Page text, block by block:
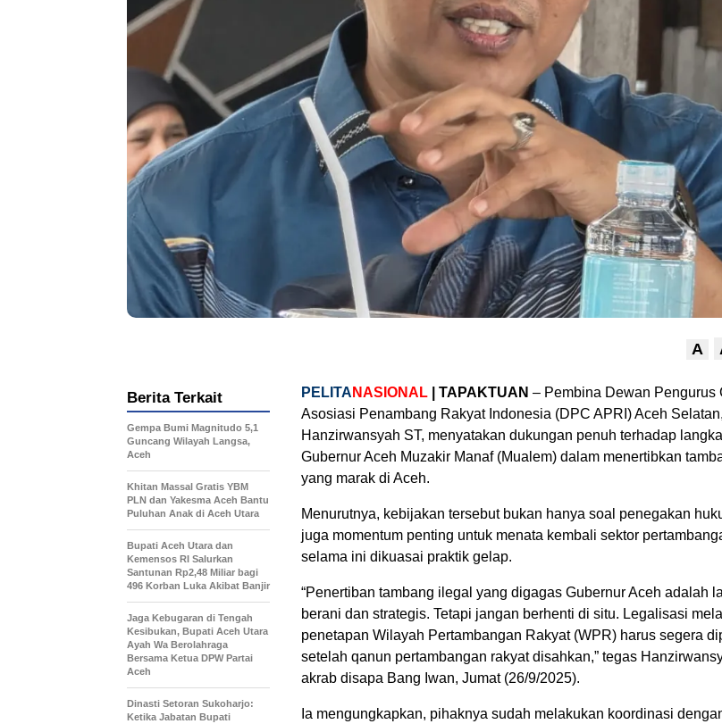
A
PELITA NASIONAL | TAPAKTUAN – Pembina Dewan Pengurus
Asosiasi Penambang Rakyat Indonesia (DPC APRI) Aceh Selatan,
Hanzirwansyah ST, menyatakan dukungan penuh terhadap
Gubernur Aceh Muzakir Manaf (Mualem) dalam menertibkan
yang marak di Aceh.
Menurutnya, kebijakan tersebut bukan hanya soal penegakan
juga momentum penting untuk menata kembali sektor
selama ini dikuasai praktik gelap.
“Penertiban tambang ilegal yang digagas Gubernur Aceh adalah
berani dan strategis. Tetapi jangan berhenti di situ. Legalisasi
penetapan Wilayah Pertambangan Rakyat (WPR) harus segera
setelah qanun pertambangan rakyat disahkan,” tegas
akrab disapa Bang Iwan, Jumat (26/9/2025).
Ia mengungkapkan, pihaknya sudah melakukan koordinasi
Berita Terkait
Gempa Bumi Magnitudo 5,1
Guncang Wilayah Langsa,
Aceh
Khitan Massal Gratis YBM
PLN dan Yakesma Aceh Bantu
Puluhan Anak di Aceh Utara
Bupati Aceh Utara dan
Kemensos RI Salurkan
Santunan Rp2,48 Miliar bagi
496 Korban Luka Akibat Banjir
Jaga Kebugaran di Tengah
Kesibukan, Bupati Aceh Utara
Ayah Wa Berolahraga
Bersama Ketua DPW Partai
Aceh
Dinasti Setoran Sukoharjo:
Ketika Jabatan Bupati